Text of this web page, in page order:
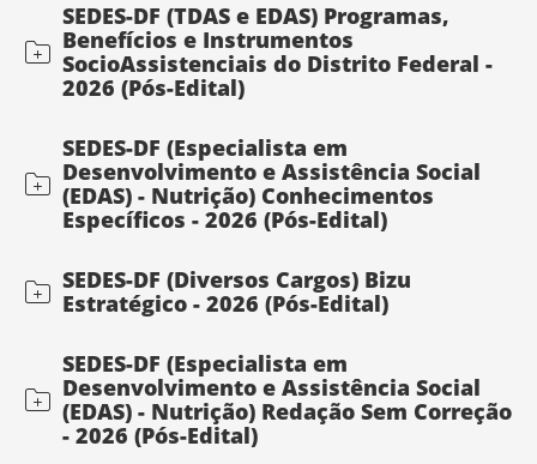
SEDES-DF (TDAS e EDAS) Programas,
Benefícios e Instrumentos
SocioAssistenciais do Distrito Federal -
2026 (Pós-Edital)
SEDES-DF (Especialista em
Desenvolvimento e Assistência Social
(EDAS) - Nutrição) Conhecimentos
Específicos - 2026 (Pós-Edital)
SEDES-DF (Diversos Cargos) Bizu
Estratégico - 2026 (Pós-Edital)
SEDES-DF (Especialista em
Desenvolvimento e Assistência Social
(EDAS) - Nutrição) Redação Sem Correção
- 2026 (Pós-Edital)